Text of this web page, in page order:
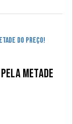
metade